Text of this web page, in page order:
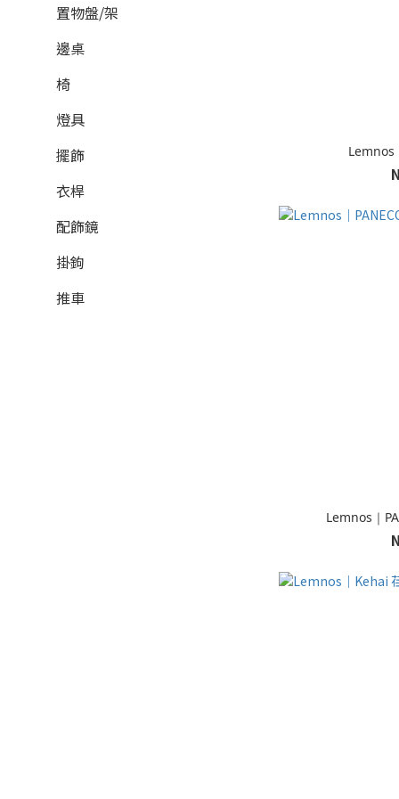
置物盤/架
邊桌
椅
燈具
擺飾
衣桿
配飾鏡
掛鉤
推車
Lemnos
Lemnos｜